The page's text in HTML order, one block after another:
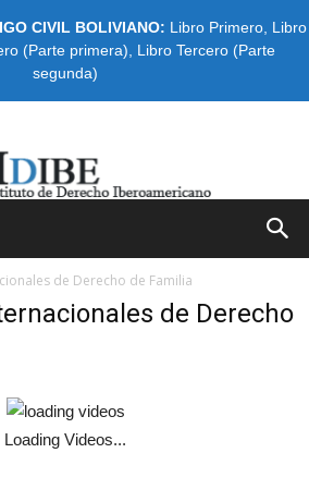
CIVIL BOLIVIANO: Libro Primero Libro
(Parte primera)
Libro Tercero (Parte
segunda)
de Derecho de Familia
de Derecho
Loading Videos...